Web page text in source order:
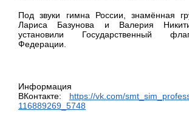
Под звуки гимна России, знамённая
Лариса Базунова и Валерия
установили Государственный
Федерации.
Информация
ВКонтакте: https://vk.com/
116889269_5748